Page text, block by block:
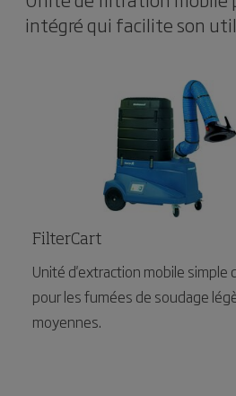
intégré qui facilite son
FilterCart
Unité d'extraction mobile simple
pour les fumées de soudage
moyennes.